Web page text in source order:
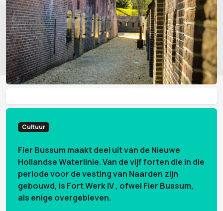
Cultuur
Fier Bussum maakt deel uit van de Nieuwe
Hollandse Waterlinie. Van de vijf forten die in die
periode voor de vesting van Naarden zijn
gebouwd, is Fort Werk IV , ofwel Fier Bussum,
als enige overgebleven.